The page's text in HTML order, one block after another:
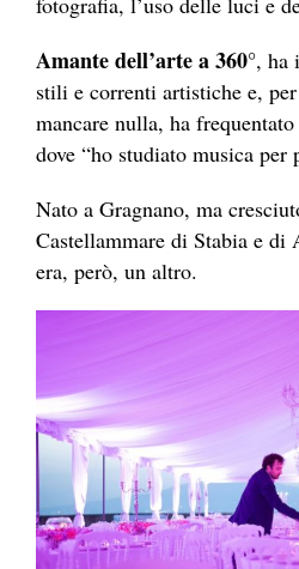
Amante dell’arte a 360°, ha
stili e correnti artistiche e,
mancare nulla, ha
dove “ho studiato musica per
Nato a Gragnano, ma
Castellammare di Stabia e
era, però, un altro.